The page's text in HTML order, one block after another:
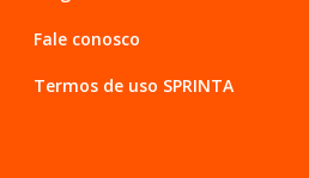
Fale conosco
Termos de uso SPRINTA